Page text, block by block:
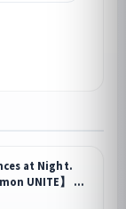
at Night.
UNITE】